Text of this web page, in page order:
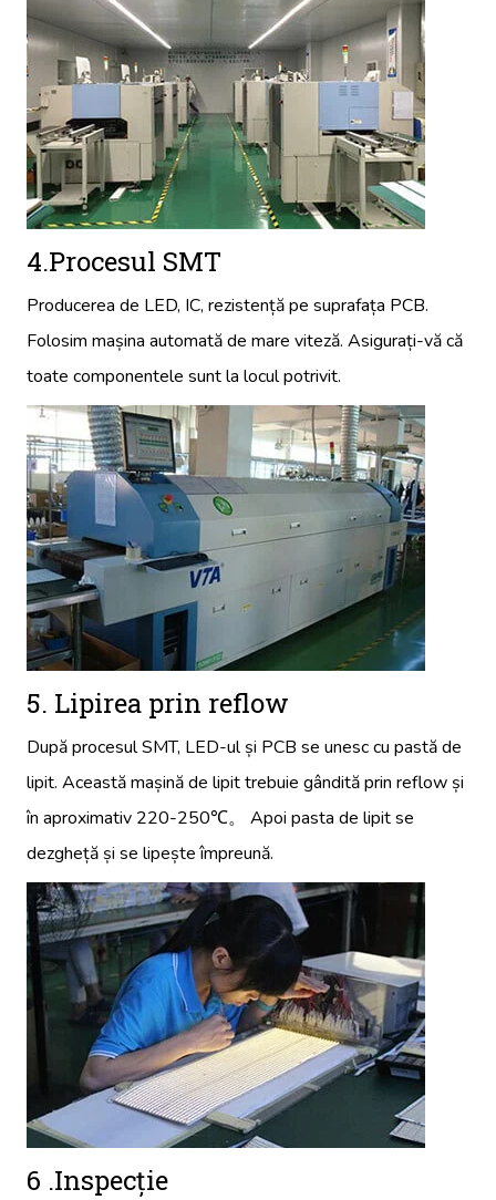
4.Procesul SMT
Producerea de LED, IC, rezistență pe suprafața PCB.
Folosim mașina automată de mare viteză. Asigurați-vă că
toate componentele sunt la locul potrivit.
5. Lipirea prin reflow
După procesul SMT, LED-ul și PCB se unesc cu pastă de
lipit. Această mașină de lipit trebuie gândită prin reflow și
în aproximativ 220-250℃。 Apoi pasta de lipit se
dezgheță și se lipește împreună.
6 .Inspecţie